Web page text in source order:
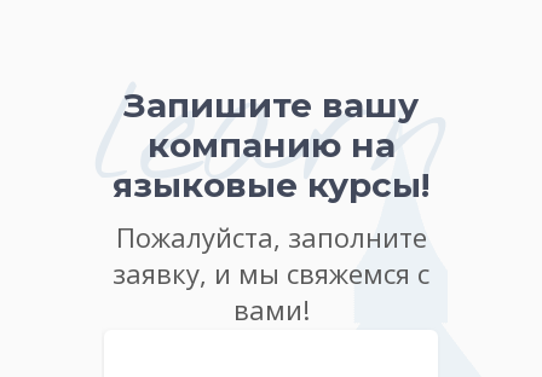
learn
Запишите вашу
компанию на
языковые курсы!
Пожалуйста, заполните
заявку, и мы свяжемся с
вами!